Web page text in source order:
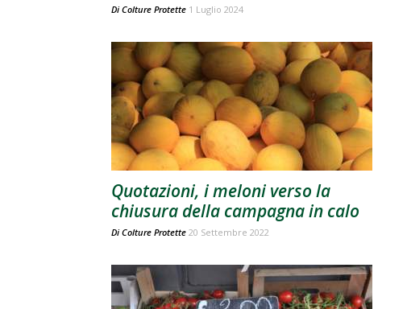
Di Colture Protette 1 Luglio 2024
Quotazioni, i meloni verso la
chiusura della campagna in calo
Di Colture Protette 20 Settembre 2022